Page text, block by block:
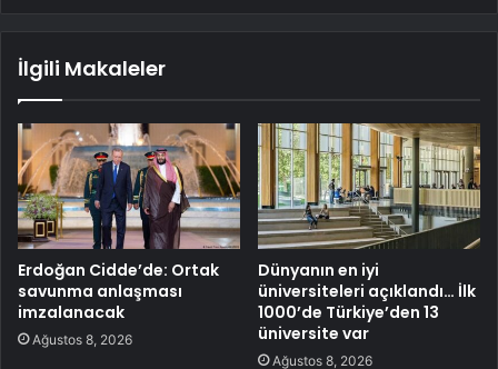
İlgili Makaleler
Erdoğan Cidde’de: Ortak
savunma anlaşması
imzalanacak
Ağustos 8, 2026
Dünyanın en iyi
üniversiteleri açıklandı… İlk
1000’de Türkiye’den 13
üniversite var
Ağustos 8, 2026